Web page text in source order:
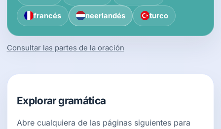
francés neerlandés turco
Consultar las partes de la oración
Explorar gramática
Abre cualquiera de las páginas siguientes para